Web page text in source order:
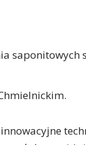
saponitowych